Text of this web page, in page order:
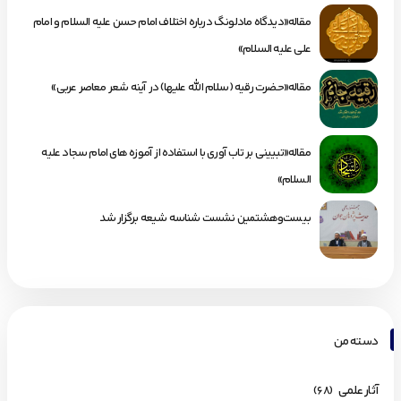
مقاله«دیدگاه مادلونگ درباره اختلاف امام حسن علیه السلام و امام
علی علیه السلام»
مقاله«حضرت رقیه (سلام الله علیها) در آینه شعر معاصر عربی»
مقاله«تبیینی بر تاب آوری با استفاده از آموزه های امام سجاد علیه
السلام»
بیست‌وهشتمین نشست شناسه شیعه برگزار شد
دسته من
آثار علمی (68)